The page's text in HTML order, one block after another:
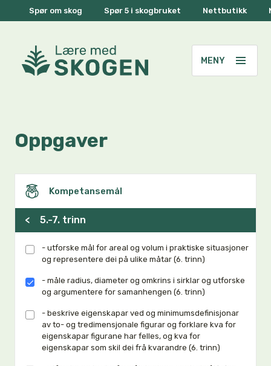
Spør om skog Spør 5 i skogbruket Nettbutikk
Oppgaver
Kompetansemål
< 5.-7. trinn
- utforske mål for areal og volum i praktiske situasjoner
og representere dei på ulike måtar (6. trinn)
- måle radius, diameter og omkrins i sirklar og utforske
og argumentere for samanhengen (6. trinn)
- beskrive eigenskapar ved og minimumsdefinisjonar
av to- og tredimensjonale figurar og forklare kva for
eigenskapar figurane har felles, og kva for
eigenskapar som skil dei frå kvarandre (6. trinn)